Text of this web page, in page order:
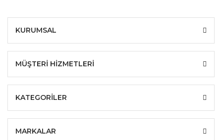
KURUMSAL
MÜŞTERİ HİZMETLERİ
KATEGORİLER
MARKALAR